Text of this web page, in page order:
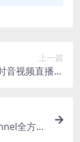
上一篇
视频直播系
全方位